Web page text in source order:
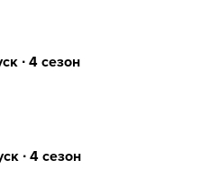
∙ 4 сезон
∙ 4 сезон